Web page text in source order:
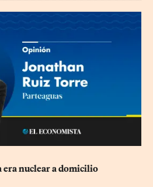
era nuclear a domicilio